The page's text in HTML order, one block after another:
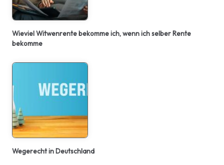
Wieviel Witwenrente bekomme ich, wenn ich selber Rente
bekomme
Wegerecht in Deutschland